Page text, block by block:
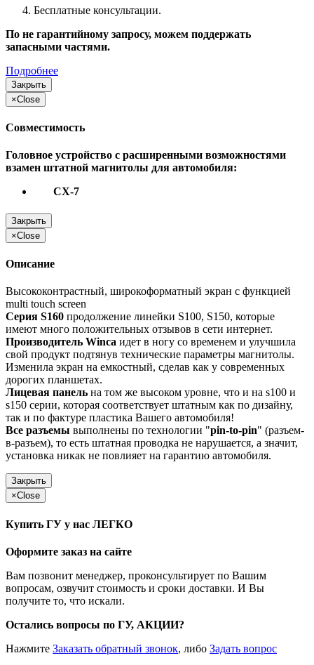
Бесплатные консультации.
По не гарантийному запросу, можем поддержать
запасными частями.
Подробнее
Закрыть
×Close
Совместимость
Головное устройство с расширенными возможностями
взамен штатной магнитолы для автомобиля:
CX-7
Закрыть
×Close
Описание
Высококонтрастный, широкоформатный экран с функцией
multi touch screen
Серия S160 продолжение линейки S100, S150, которые
имеют много положительных отзывов в сети интернет.
Производитель Winca идет в ногу со временем и улучшила
свой продукт подтянув технические параметры магнитолы.
Изменила экран на емкостный, сделав как у современных
дорогих планшетах.
Лицевая панель на том же высоком уровне, что и на s100 и
s150 серии, которая соответствует штатным как по дизайну,
так и по фактуре пластика Вашего автомобиля!
Все разъемы выполнены по технологии "pin-to-pin" (разъем-
в-разъем), то есть штатная проводка не нарушается, а значит,
установка никак не повлияет на гарантию автомобиля.
Закрыть
×Close
Купить ГУ у нас ЛЕГКО
Оформите заказ на сайте
Вам позвонит менеджер, проконсультирует по Вашим
вопросам, озвучит стоимость и сроки доставки. И Вы
получите то, что искали.
Остались вопросы по ГУ, АКЦИИ?
Нажмите Заказать обратный звонок, либо Задать вопрос